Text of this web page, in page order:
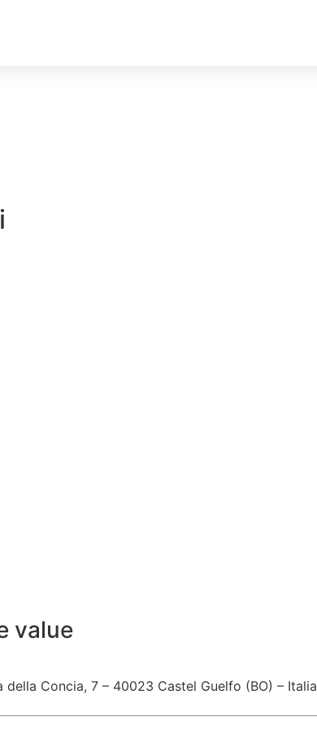
value
della Concia, 7 – 40023 Castel Guelfo (BO) – Italia